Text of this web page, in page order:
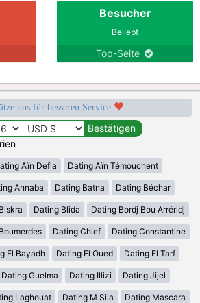
Besucher
Beliebt
Top-Seite
uns für besseren Service
Aïn Defla Dating Aïn Témouchent
Annaba Dating Batna Dating Béchar
Dating Blida Dating Bordj Bou Arréridj
Dating Chlef Dating Constantine
El Bayadh Dating El Oued Dating El Tarf
Dating Guelma Dating Illizi Dating Jijel
Laghouat Dating M Sila Dating Mascara